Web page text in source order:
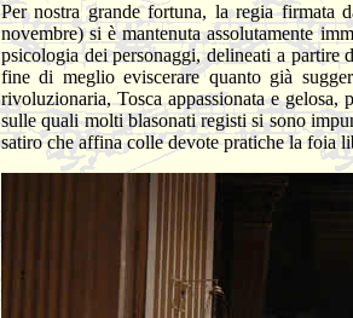
Per nostra grande fortuna, la regia firmata
novembre) si è mantenuta assolutamente
psicologia dei personaggi, delineati a
fine di meglio eviscerare quanto già
rivoluzionaria, Tosca appassionata e
sulle quali molti blasonati registi si sono
satiro che affina colle devote pratiche la foia